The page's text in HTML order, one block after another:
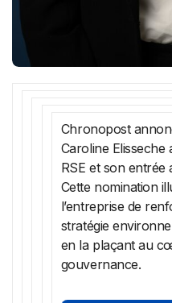
Chronopost annonce la nomination de
Caroline Elisseche
RSE et son entrée
Cette nomination
l’entreprise de
stratégie
en la plaçant au
gouvernance.